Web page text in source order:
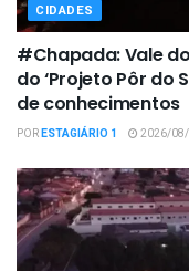
CIDADES
#Chapada: Vale
do ‘Projeto Pôr do
de conhecimentos
PORESTAGIÁRIO 1 2026/